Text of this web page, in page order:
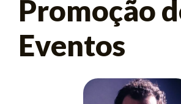
Promoção
Eventos